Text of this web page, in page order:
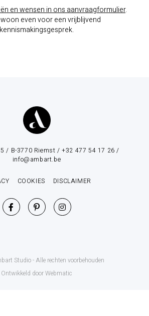
en wensen in ons aanvraagformulier.
even voor een vrijblijvend
kennismakingsgesprek.
5 / B-3770 Riemst / +32 477 54 17 26 /
info@ambart.be
COOKIES DISCLAIMER
Studio - Alle rechten voorbehouden
Ontwikkeld door Webmatic